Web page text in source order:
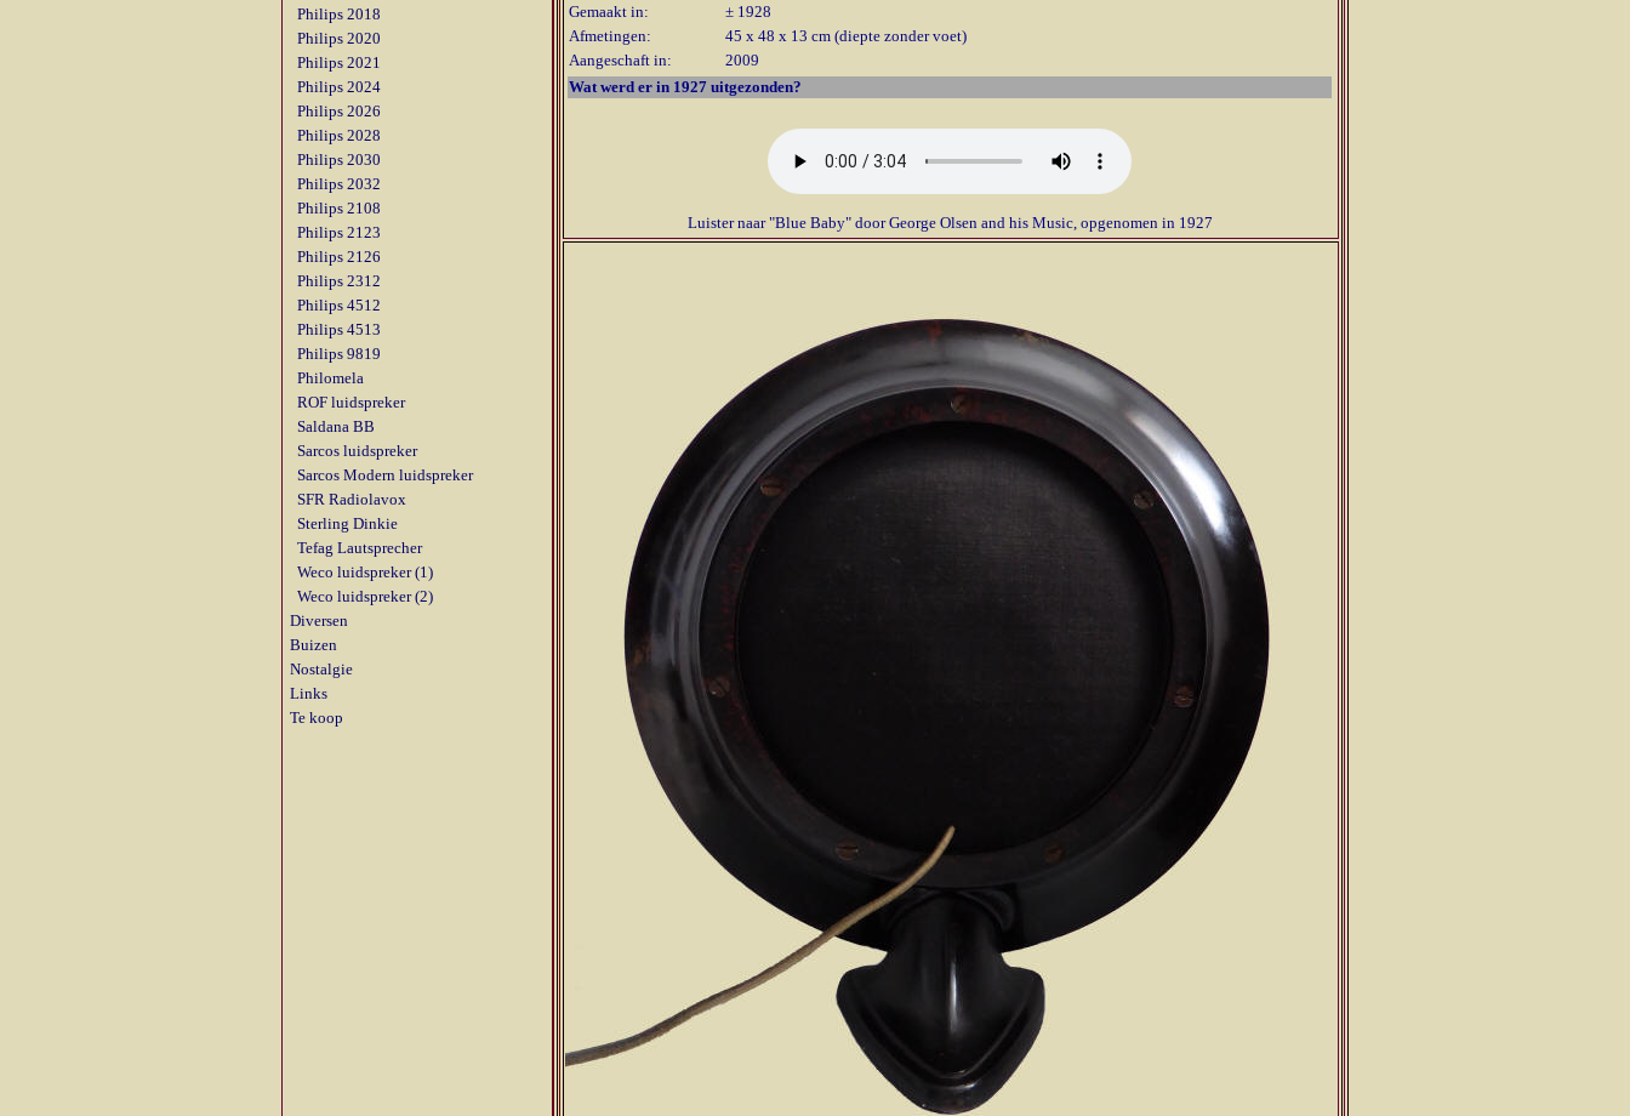
Philips 2018
Philips 2020
Philips 2021
Philips 2024
Philips 2026
Philips 2028
Philips 2030
Philips 2032
Philips 2108
Philips 2123
Philips 2126
Philips 2312
Philips 4512
Philips 4513
Philips 9819
Philomela
ROF luidspreker
Saldana BB
Sarcos luidspreker
Sarcos Modern luidspreker
SFR Radiolavox
Sterling Dinkie
Tefag Lautsprecher
Weco luidspreker (1)
Weco luidspreker (2)
Diversen
Buizen
Nostalgie
Links
Te koop
Gemaakt in:
± 1928
Afmetingen:
45 x 48 x 13 cm (diepte zonder voet)
Aangeschaft in:
2009
Wat werd er in 1927 uitgezonden?
Luister naar "Blue Baby" door George Olsen and his Music, opgenomen in 1927